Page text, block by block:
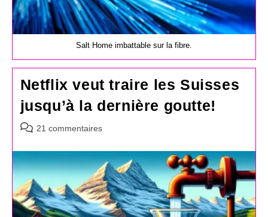
Salt Home imbattable sur la fibre.
Netflix veut traire les Suisses
jusqu’à la dernière goutte!
Commentaires
la
publication :
21 commentaires